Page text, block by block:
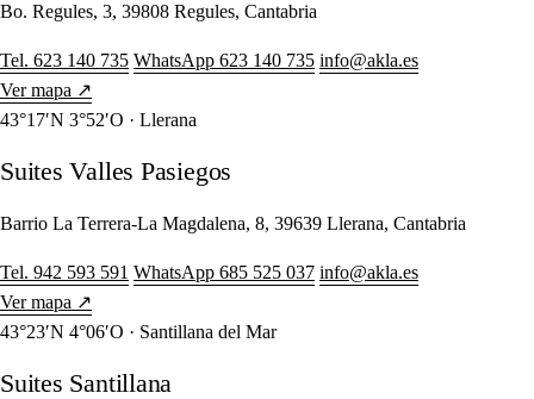
Bo. Regules, 3, 39808 Regules, Cantabria
Tel. 623 140 735 WhatsApp 623 140 735 info@akla.es
Ver mapa ↗
43°17′N 3°52′O · Llerana
Suites Valles Pasiegos
Barrio La Terrera-La Magdalena, 8, 39639 Llerana, Cantabria
Tel. 942 593 591 WhatsApp 685 525 037 info@akla.es
Ver mapa ↗
43°23′N 4°06′O · Santillana del Mar
Suites Santillana